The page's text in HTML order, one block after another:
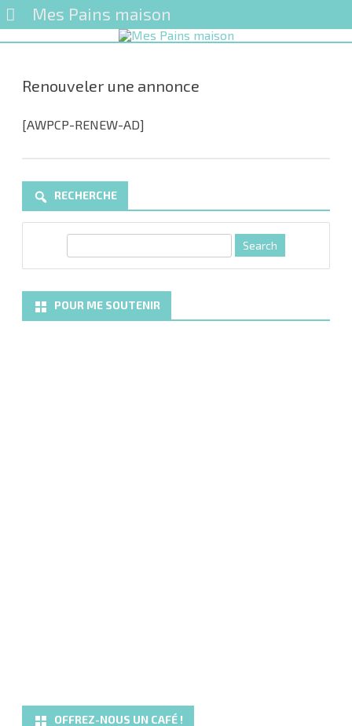
Mes Pains maison
Renouveler une annonce
[AWPCP-RENEW-AD]
RECHERCHE
c
POUR ME SOUTENIR
OFFREZ-NOUS UN CAFÉ !